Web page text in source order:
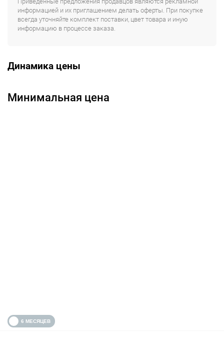
информацией и их приглашением делать оферты. При покупке
всегда уточняйте комплект поставки, цвет товара и иную
информацию в процессе заказа.
Динамика цены
Минимальная цена